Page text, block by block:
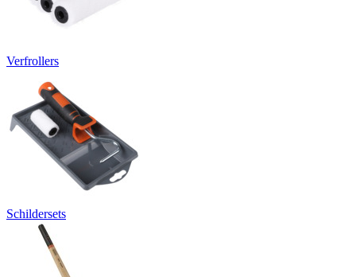
Verfrollers
Schildersets